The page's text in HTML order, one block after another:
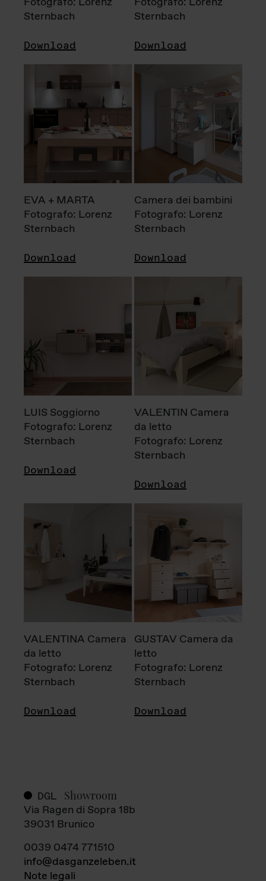
Sternbach
Download
Sternbach
Download
EVA + MARTA
Fotografo: Lorenz
Sternbach
Download
Camera dei bambini
Fotografo: Lorenz
Sternbach
Download
LUIS Soggiorno
Fotografo: Lorenz
Sternbach
Download
VALENTIN Camera
da letto
Fotografo: Lorenz
Sternbach
Download
VALENTINA Camera
da letto
Fotografo: Lorenz
Sternbach
Download
GUSTAV Camera da
letto
Fotografo: Lorenz
Sternbach
Download
DGL Showroom
Via Ragen di Sopra 18b
39031 Brunico
0039 0474 771510
info@dasganzeleben.it
Note legali